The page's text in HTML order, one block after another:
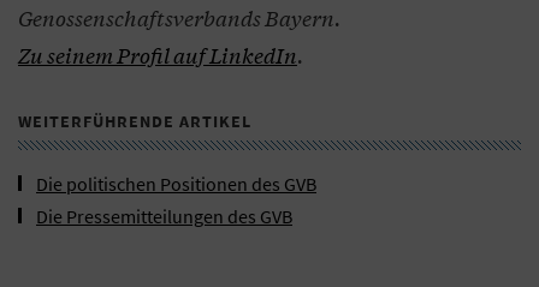
Genossenschaftsverbands Bayern.
Zu seinem Profil auf LinkedIn.
WEITERFÜHRENDE ARTIKEL
Die politischen Positionen des GVB
Die Pressemitteilungen des GVB